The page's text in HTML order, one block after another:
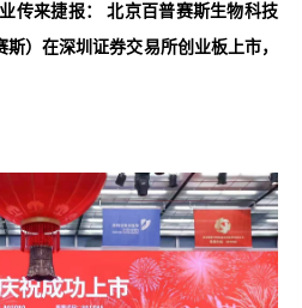
传来捷报： 北京百普赛斯生物科技
斯）在深圳证券交易所创业板上市，